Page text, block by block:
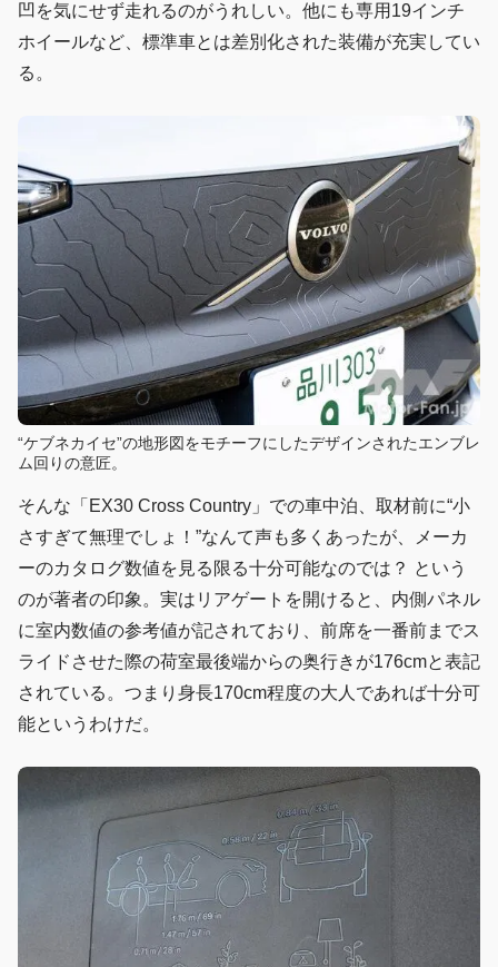
凹を気にせず走れるのがうれしい。他にも専用19インチ
ホイールなど、標準車とは差別化された装備が充実してい
る。
“ケブネカイセ”の地形図をモチーフにしたデザインされたエンブレ
ム回りの意匠。
そんな「EX30 Cross Country」での車中泊、取材前に“小
さすぎて無理でしょ！”なんて声も多くあったが、メーカ
ーのカタログ数値を見る限る十分可能なのでは？ という
のが著者の印象。実はリアゲートを開けると、内側パネル
に室内数値の参考値が記されており、前席を一番前までス
ライドさせた際の荷室最後端からの奥行きが176cmと表記
されている。つまり身長170cm程度の大人であれば十分可
能というわけだ。